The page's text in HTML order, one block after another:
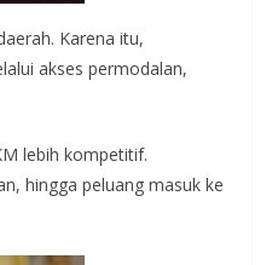
Karena itu,
akses permodalan,
lebih kompetitif.
hingga peluang masuk ke